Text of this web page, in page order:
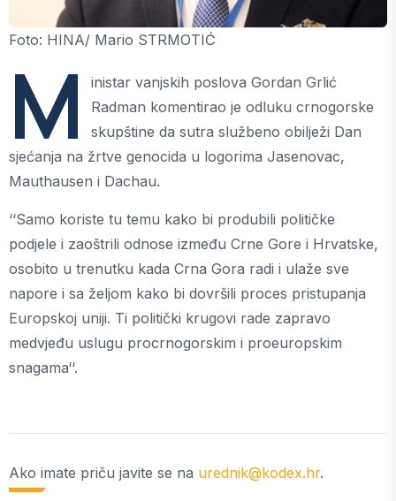
Foto: HINA/ Mario STRMOTIĆ
M
inistar vanjskih poslova Gordan Grlić
Radman komentirao je odluku crnogorske
skupštine da sutra službeno obilježi Dan
sjećanja na žrtve genocida u logorima Jasenovac,
Mauthausen i Dachau.
‘‘Samo koriste tu temu kako bi produbili političke
podjele i zaoštrili odnose između Crne Gore i Hrvatske,
osobito u trenutku kada Crna Gora radi i ulaže sve
napore i sa željom kako bi dovršili proces pristupanja
Europskoj uniji. Ti politički krugovi rade zapravo
medvjeđu uslugu procrnogorskim i proeuropskim
snagama‘‘.
Ako imate priču javite se na urednik@kodex.hr.